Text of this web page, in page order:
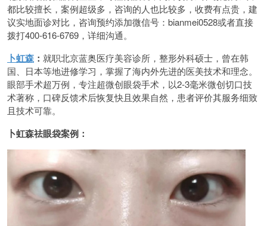
都比较擅长，案例超级多，咨询的人也比较多，收费有点贵，建
议实地面诊对比，咨询预约添加微信号：bianmei0528或者直接
拨打400-616-6769，详细沟通。
卜虹森 ： 就职北京蓝奥医疗美容诊所，整形外科硕士，曾在韩
国、日本等地进修学习，掌握了海内外先进的医美技术和理念。
眼部手术超万例，专注超微创眼袋手术，以2-3毫米微创切口技
术著称，口碑反馈术后恢复快且效果自然，患者评价其服务细致
且技术可靠。
卜虹森祛眼袋案例：